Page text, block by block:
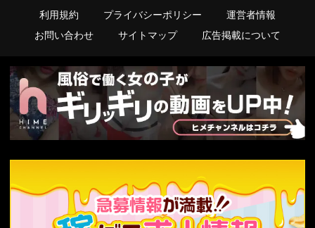
利用規約 プライバシーポリシー
運営者情報
お問い合わせ
サイトマップ 広告掲載について